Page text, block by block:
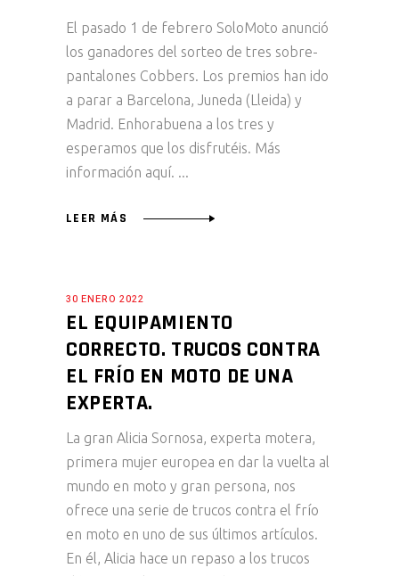
El pasado 1 de febrero SoloMoto anunció
los ganadores del sorteo de tres sobre-
pantalones Cobbers. Los premios han ido
a parar a Barcelona, Juneda (Lleida) y
Madrid. Enhorabuena a los tres y
esperamos que los disfrutéis. Más
información aquí.
LEER MÁS
30 ENERO 2022
EL EQUIPAMIENTO
CORRECTO. TRUCOS CONTRA
EL FRÍO EN MOTO DE UNA
EXPERTA.
La gran Alicia Sornosa, experta motera,
primera mujer europea en dar la vuelta al
mundo en moto y gran persona, nos
ofrece una serie de trucos contra el frío
en moto en uno de sus últimos artículos.
En él, Alicia hace un repaso a los trucos